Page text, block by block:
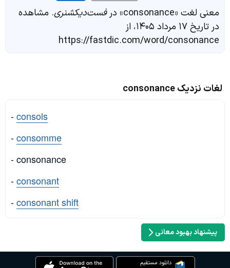
معنی لغت «consonance» در فست‌دیکشنری. مشاهده
در تاریخ ۱۷ مرداد ۱۴۰۵، از
https://fastdic.com/word/consonance
لغات نزدیک consonance
-consols
-consomme
- consonance
-consonant
-consonant shift
پیشنهاد بهبود معانی